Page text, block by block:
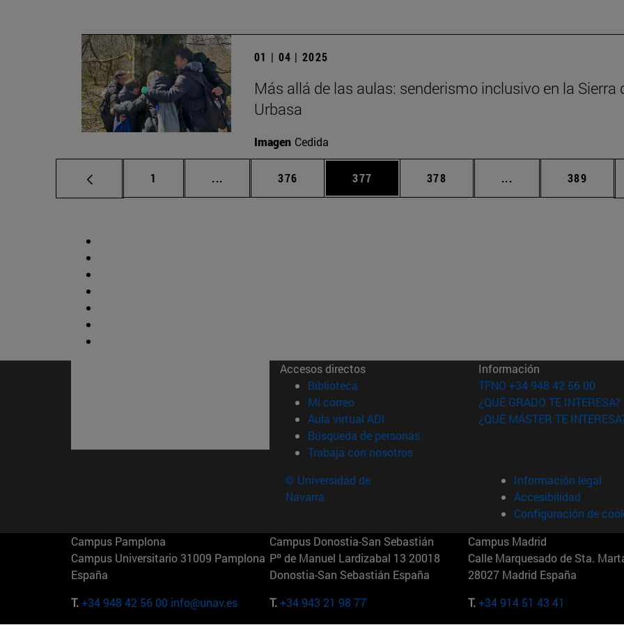
01 | 04 | 2025
Más allá de las aulas: senderismo inclusivo en la Sierra
Urbasa
Imagen Cedida
Página
1 ... Páginas intermedias Use TAB para desplazarse.
Página
376 Página
377 Página
378 ... Páginas intermedias
Página
389
Accesos directos
Biblioteca (abre en nueva ventana)
Mi correo(abre en nueva ventana)
Aula virtual ADI (abre en nueva ventana)
Búsqueda de personas(abre en nueva ventana)
Trabaja con nosotros(abre en nueva ventana)
Información
TFNO +34 948 42 56 00
¿QUÉ GRADO TE INTERESA?
¿QUÉ MÁSTER TE
© Universidad de
Navarra
Información legal
Accesibilidad
Configuración de
Campus Pamplona
Campus Universitario 31009 Pamplona
España
T.+34 948 42 56 00 info@unav.es
Campus Donostia-San Sebastián
Pº de Manuel Lardizabal 13 20018
Donostia-San Sebastián España
T.+34 943 21 98 77
Campus Madrid
Calle Marquesado de Sta.
28027 Madrid España
T.+34 914 51 43 41